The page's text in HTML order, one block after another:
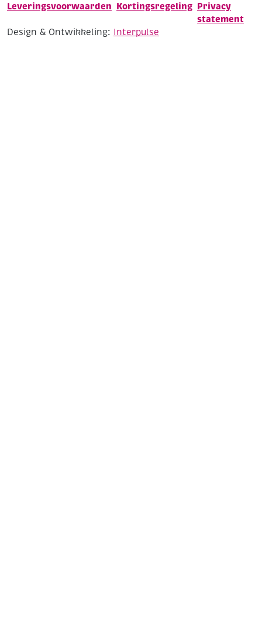
Leveringsvoorwaarden Kortingsregeling Privacy
statement
Design & Ontwikkeling: Interpulse